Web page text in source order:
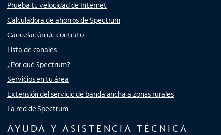
Prueba tu velocidad de Internet
Calculadora de ahorros de Spectrum
Cancelación de contrato
Lista de canales
¿Por qué Spectrum?
Servicios en tu área
Extensión del servicio de banda ancha a zonas rurales
La red de Spectrum
AYUDA Y ASISTENCIA TÉCNICA